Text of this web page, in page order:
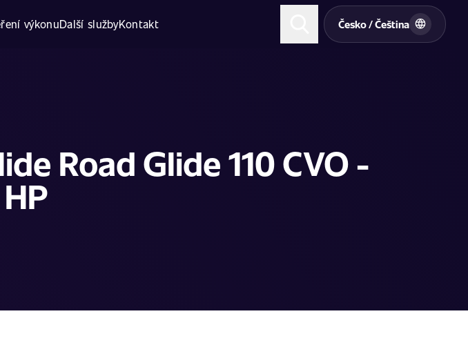
výkonuDalší službyKontakt Česko / Čeština
Road Glide 110 CVO -